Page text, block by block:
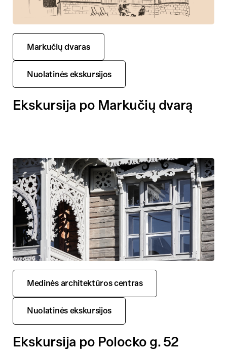
Markučių dvaras
Nuolatinės ekskursijos
Ekskursija po Markučių dvarą
Medinės architektūros centras
Nuolatinės ekskursijos
Ekskursija po Polocko g. 52